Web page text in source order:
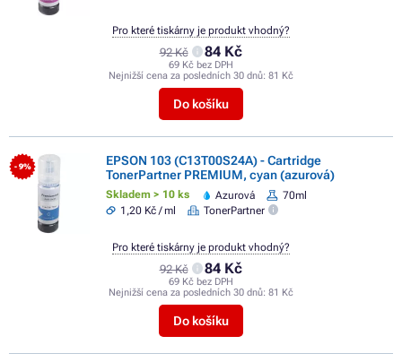
92 Kč 84 Kč
69 Kč bez DPH
Nejnižší cena za posledních 30 dnů: 81 Kč
Do košíku
Pro které tiskárny je produkt vhodný?
- 9%
EPSON 103 (C13T00S24A) - Cartridge
TonerPartner PREMIUM, cyan (azurová)
Skladem > 10 ks Azurová
70ml
1,20 Kč / ml
TonerPartner
92 Kč 84 Kč
69 Kč bez DPH
Nejnižší cena za posledních 30 dnů: 81 Kč
Do košíku
Pro které tiskárny je produkt vhodný?